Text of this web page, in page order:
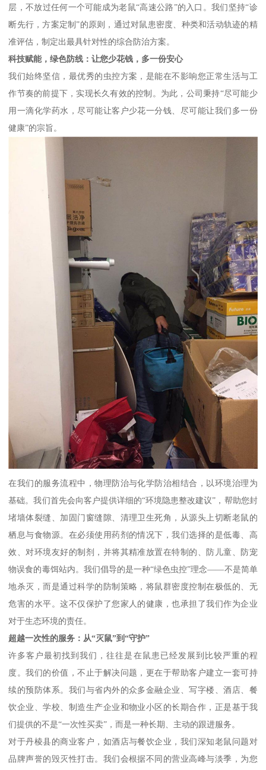
层，不放过任何一个可能成为老鼠“高速公路”的入口。我们坚持“诊
断先行，方案定制”的原则，通过对鼠患密度、种类和活动轨迹的精
准评估，制定出最具针对性的综合防治方案。
科技赋能，绿色防线：让您少花钱，多一份安心
我们始终坚信，最优秀的虫控方案，是能在不影响您正常生活与工
作节奏的前提下，实现长久有效的控制。为此，公司秉持“尽可能少
用一滴化学药水，尽可能让客户少花一分钱、尽可能让我们多一份
健康”的宗旨。
在我们的服务流程中，物理防治与化学防治相结合，以环境治理为
基础。我们首先会向客户提供详细的“环境隐患整改建议”，帮助您封
堵墙体裂缝、加固门窗缝隙、清理卫生死角，从源头上切断老鼠的
栖息与食物源。在必须使用药剂的情况下，我们选择的是低毒、高
效、对环境友好的制剂，并将其精准放置在特制的、防儿童、防宠
物误食的毒饵站内。我们倡导的是一种“绿色虫控”理念——不是简单
地杀灭，而是通过科学的防制策略，将鼠群密度控制在极低的、无
危害的水平。这不仅保护了您家人的健康，也承担了我们作为企业
对于生态环境的责任。
超越一次性的服务：从“灭鼠”到“守护”
许多客户最初找到我们，往往是在鼠患已经发展到比较严重的程
度。我们的价值，不止于解决问题，更在于帮助客户建立一套可持
续的预防体系。我们与省内外的众多金融企业、写字楼、酒店、餐
饮企业、学校、制造生产企业和物业小区的长期合作，正是基于我
们提供的不是“一次性买卖”，而是一种长期、主动的跟进服务。
对于丹棱县的商业客户，如酒店与餐饮企业，我们深知老鼠问题对
品牌声誉的毁灭性打击。我们会根据不同的营业高峰与淡季，为您